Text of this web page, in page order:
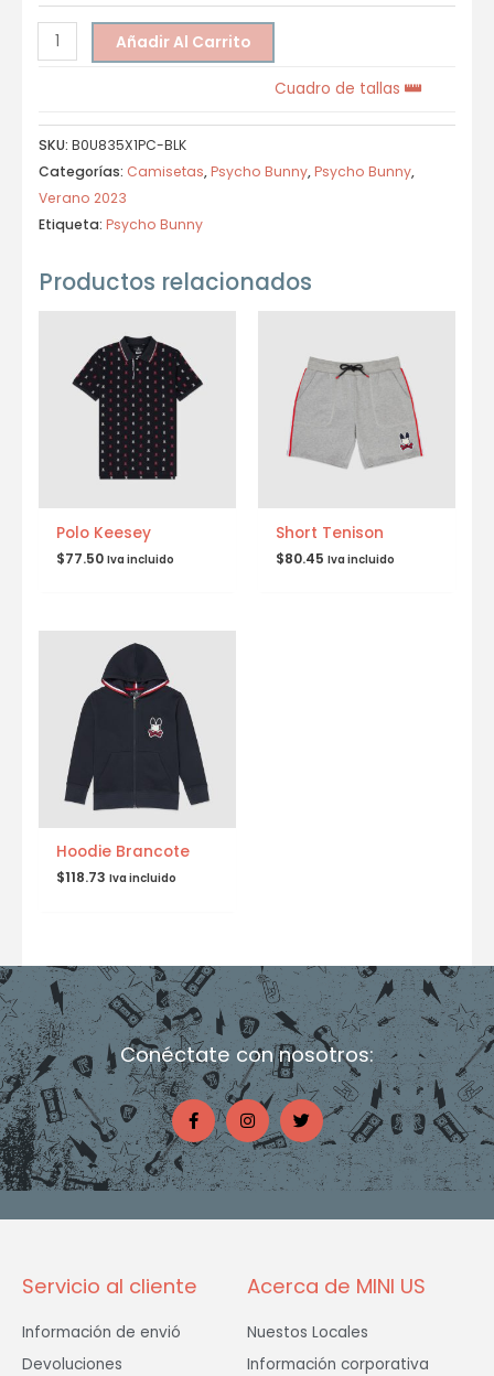
Añadir Al Carrito
Cuadro de tallas
SKU: B0U835X1PC-BLK
Categorías: Camisetas,Psycho Bunny,Psycho Bunny,
Verano 2023
Etiqueta: Psycho Bunny
Productos relacionados
Polo Keesey
$77.50 Iva incluido
Short Tenison
$80.45 Iva incluido
Hoodie Brancote
$118.73 Iva incluido
Conéctate con nosotros:
F
a
c
e
b
o
o
I
n
s
t
a
g
r
T
w
i
t
t
e
Servicio al cliente
Información de envió
Devoluciones
Acerca de MINI US
Nuestos Locales
Información corporativa